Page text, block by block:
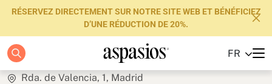
RÉSERVEZ DIRECTEMENT SUR NOTRE SITE WEB ET BÉNÉFICIEZ
D’UNE RÉDUCTION DE 20%.
FR
Appartements
Junior Suite
Rda. de Valencia, 1, Madrid